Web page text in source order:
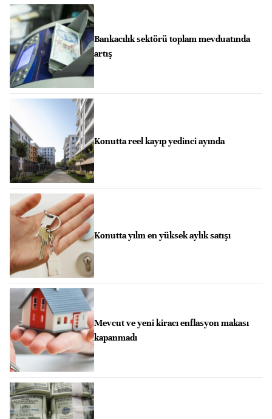
Bankacılık sektörü toplam mevduatında
artış
Konutta reel kayıp yedinci ayında
Konutta yılın en yüksek aylık satışı
Mevcut ve yeni kiracı enflasyon makası
kapanmadı